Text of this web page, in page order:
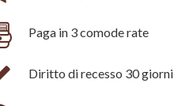
Paga in 3 comode rate
Diritto di recesso 30 giorni